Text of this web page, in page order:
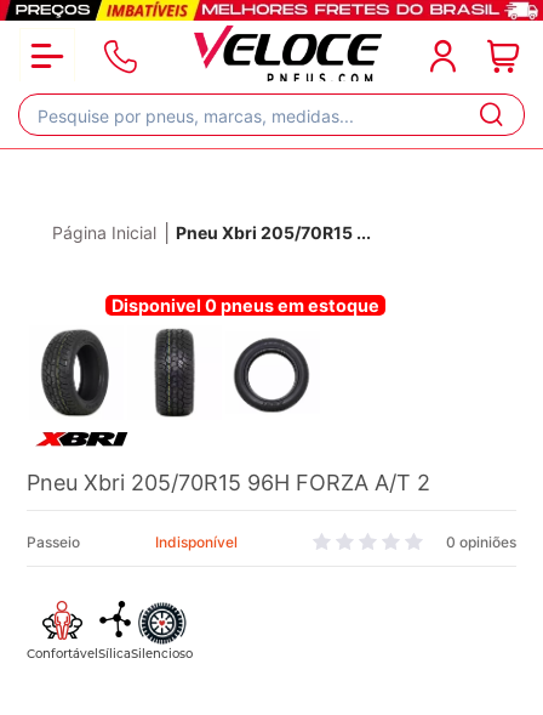
Página Inicial Pneu Xbri 205/70R15 ...
Disponivel 0 pneus em estoque
Pneu Xbri 205/70R15 96H FORZA A/T 2
Passeio Indisponível 0 opiniões